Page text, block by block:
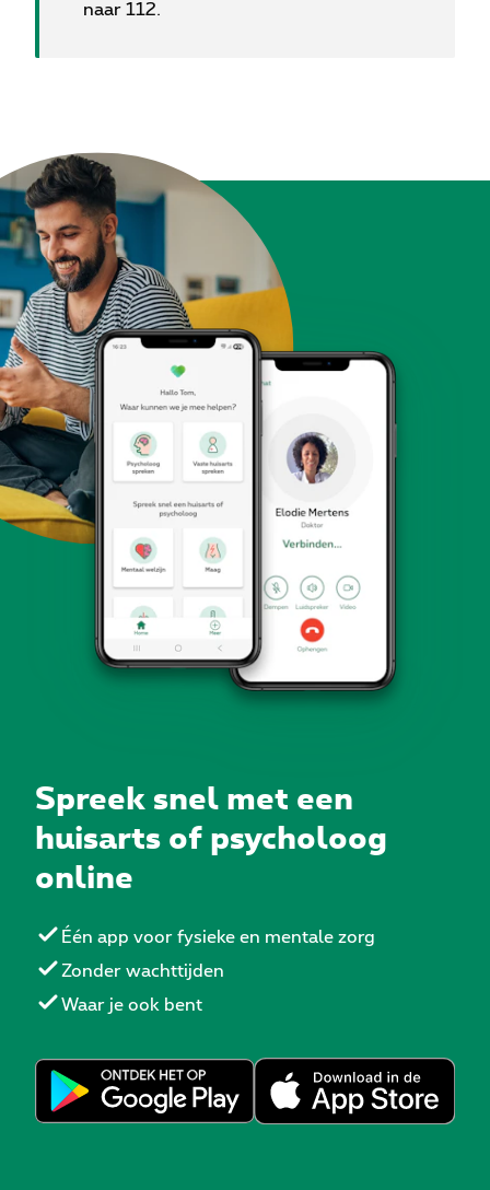
naar 112.
Spreek snel met een
huisarts of psycholoog
online
Één app voor fysieke en mentale zorg
Zonder wachttijden
Waar je ook bent